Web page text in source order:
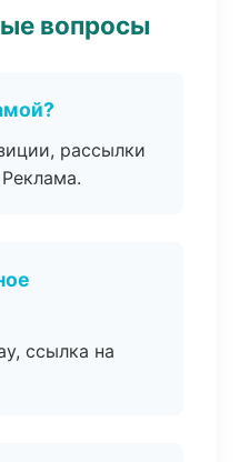
вопросы
рассылки
ссылка на